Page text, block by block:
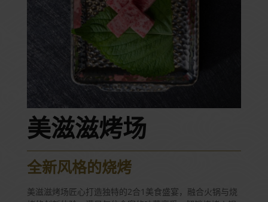
美滋滋烤场
全新风格的烧烤
美滋滋烤场匠心打造独特的2合1美食盛宴，融合火锅与烧